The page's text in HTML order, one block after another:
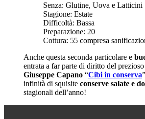
Senza: Glutine, Uova e Latticini
Stagione: Estate
Difficoltà: Bassa
Preparazione: 20
Cottura: 55 compresa
Anche questa seconda particolare e
entrata a far parte di diritto del
Giuseppe Capano “Cibi in conserva
infinità di squisite conserve salate e
stagionali dell’anno!